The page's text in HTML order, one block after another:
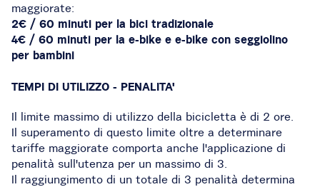
maggiorate:
2€ / 60 minuti per la bici tradizionale
4€ / 60 minuti per la e-bike e e-bike con seggiolino
per bambini
TEMPI DI UTILIZZO - PENALITA'
Il limite massimo di utilizzo della bicicletta è di 2 ore.
Il superamento di questo limite oltre a determinare
tariffe maggiorate comporta anche l'applicazione di
penalità sull'utenza per un massimo di 3.
Il raggiungimento di un totale di 3 penalità determina